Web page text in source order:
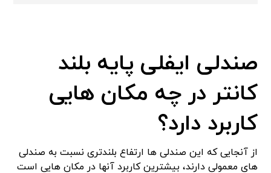
صندلی ایفلی پایه بلند
کانتر در چه مکان هایی
کاربرد دارد؟
از آنجایی که این صندلی ها ارتفاع بلندتری نسبت به صندلی
های معمولی دارند، بیشترین کاربرد آنها در مکان هایی است